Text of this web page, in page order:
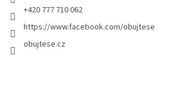
+420 777 710 062
https://www.facebook.com/obujtese
obujtese.cz